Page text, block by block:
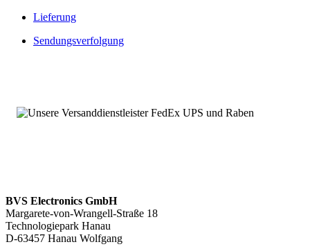
Lieferung
Sendungsverfolgung
BVS Electronics GmbH
Margarete-von-Wrangell-Straße 18
Technologiepark Hanau
D-63457 Hanau Wolfgang